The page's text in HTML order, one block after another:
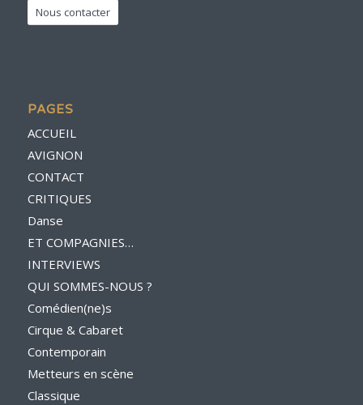
Nous contacter
PAGES
ACCUEIL
AVIGNON
CONTACT
CRITIQUES
Danse
ET COMPAGNIES…
INTERVIEWS
QUI SOMMES-NOUS ?
Comédien(ne)s
Cirque & Cabaret
Contemporain
Metteurs en scène
Classique